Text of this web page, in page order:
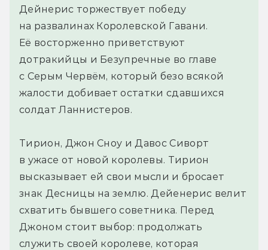
Дейнерис торжествует победу
на развалинах Королевской Гавани.
Её восторженно приветствуют
дотракийцы и Безупречные во главе
с Серым Червём, который безо всякой
жалости добивает остатки сдавшихся
солдат Ланнистеров.
Тирион, Джон Сноу и Давос Сиворт
в ужасе от новой королевы. Тирион
высказывает ей свои мысли и бросает
знак Десницы на землю. Дейенерис велит
схватить бывшего советника. Перед
Джоном стоит выбор: продолжать
служить своей королеве, которая